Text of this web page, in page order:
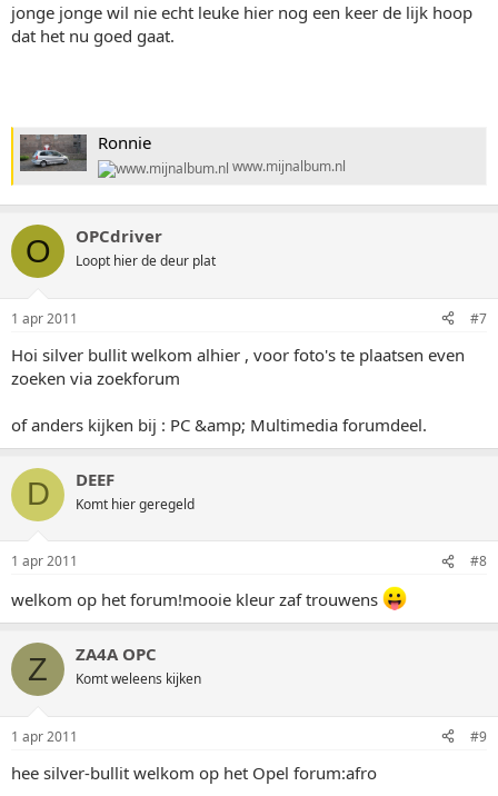
jonge jonge wil nie echt leuke hier nog een keer de lijk hoop
dat het nu goed gaat.
Ronnie
www.mijnalbum.nl
O OPCdriver
Loopt hier de deur plat
1 apr 2011 #7
Hoi silver bullit welkom alhier , voor foto's te plaatsen even
zoeken via zoekforum
of anders kijken bij : PC &amp; Multimedia forumdeel.
D DEEF
Komt hier geregeld
1 apr 2011 #8
welkom op het forum!mooie kleur zaf trouwens
Z ZA4A OPC
Komt weleens kijken
1 apr 2011 #9
hee silver-bullit welkom op het Opel forum:afro